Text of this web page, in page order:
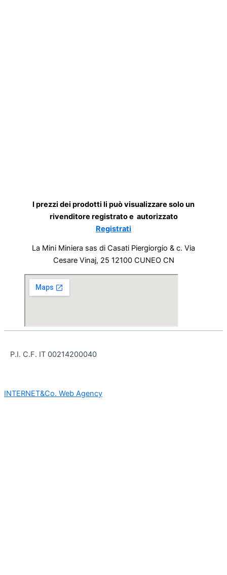
I prezzi dei prodotti li può visualizzare solo un
rivenditore registrato e autorizzato
Registrati
La Mini Miniera sas di Casati Piergiorgio & c. Via
Cesare Vinaj, 25 12100 CUNEO CN
P.I. C.F. IT 00214200040
INTERNET&Co. Web Agency